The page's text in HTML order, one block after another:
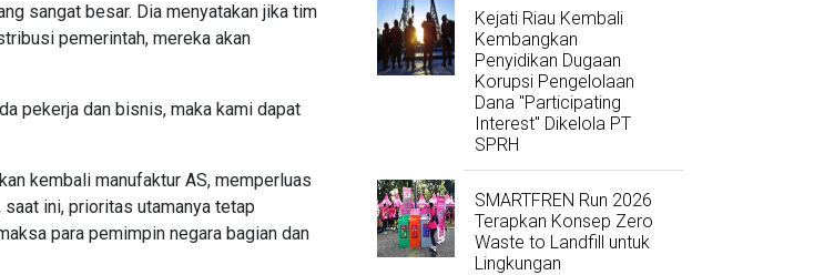
sangat besar. Dia menyatakan jika tim
pemerintah, mereka akan
pekerja dan bisnis, maka kami dapat
kembali manufaktur AS, memperluas
ini, prioritas utamanya tetap
para pemimpin negara bagian dan
Kejati Riau Kembali
Kembangkan
Penyidikan Dugaan
Korupsi Pengelolaan
Dana "Participating
Interest" Dikelola PT
SPRH
SMARTFREN Run 2026
Terapkan Konsep Zero
Waste to Landfill untuk
Lingkungan